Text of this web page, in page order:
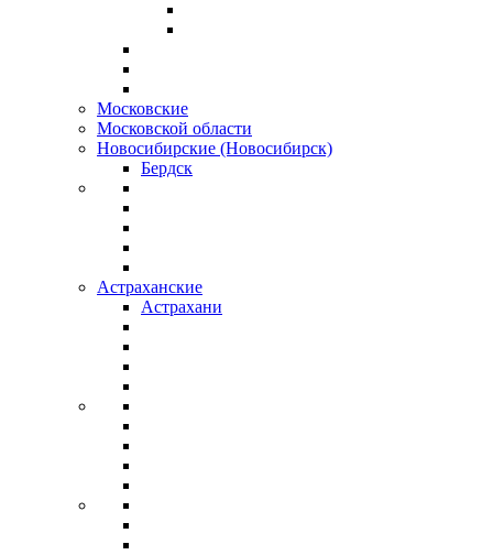
Московские
Московской области
Новосибирские (Новосибирск)
Бердск
Астраханские
Астрахани